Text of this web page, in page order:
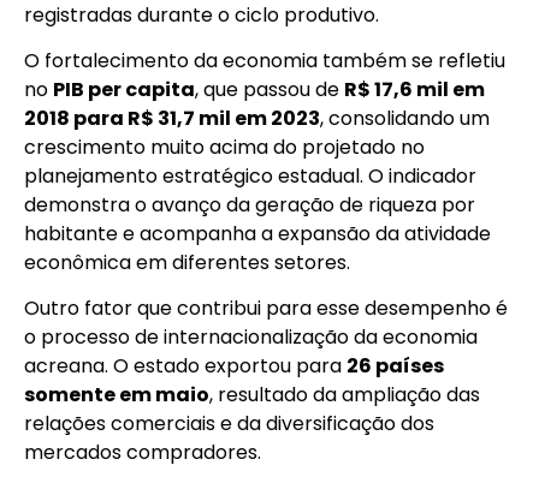
registradas durante o ciclo produtivo.
O fortalecimento da economia também se refletiu
no PIB per capita, que passou de R$ 17,6 mil em
2018 para R$ 31,7 mil em 2023, consolidando um
crescimento muito acima do projetado no
planejamento estratégico estadual. O indicador
demonstra o avanço da geração de riqueza por
habitante e acompanha a expansão da atividade
econômica em diferentes setores.
Outro fator que contribui para esse desempenho é
o processo de internacionalização da economia
acreana. O estado exportou para 26 países
somente em maio, resultado da ampliação das
relações comerciais e da diversificação dos
mercados compradores.